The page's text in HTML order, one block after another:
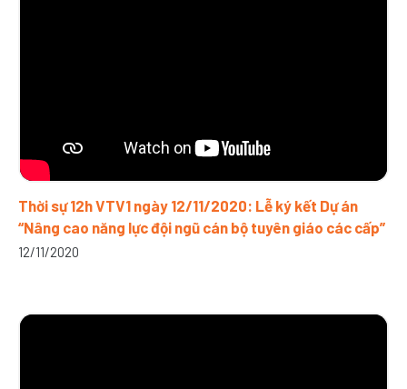
Thời sự 12h VTV1 ngày 12/11/2020: Lễ ký kết Dự án
“Nâng cao năng lực đội ngũ cán bộ tuyên giáo các cấp”
12/11/2020